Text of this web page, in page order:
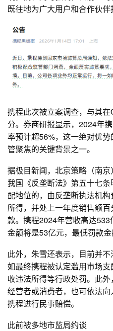
既往地为广大用户和合作伙伴
携程此次被立案调查，与其
分。券商研报显示，2024年
率预计超56%，这一绝对优
管聚焦的关键背景之一。
据极目新闻，北京策略（南京
我国《反垄断法》第五十七
配地位的，由反垄断执法机
所得，并处上一年度销售额
款。携程2024年营收高达
金额将是53亿元，最低罚款金
此外，朱雪还表示，目前并不
如最终携程被认定滥用市场
收违法所得等行政处罚。此
经营者或消费者，也可依法
携程进行民事赔偿。
此前被多地市监局约谈